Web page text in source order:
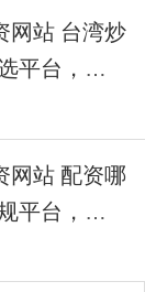
平台，助
平台，助